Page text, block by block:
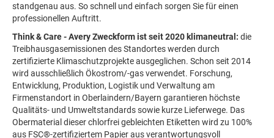
standgenau aus. So schnell und einfach sorgen Sie für einen
professionellen Auftritt.
Think & Care - Avery Zweckform ist seit 2020 klimaneutral: die
Treibhausgasemissionen des Standortes werden durch
zertifizierte Klimaschutzprojekte ausgeglichen. Schon seit 2014
wird ausschließlich Ökostrom/-gas verwendet. Forschung,
Entwicklung, Produktion, Logistik und Verwaltung am
Firmenstandort in Oberlaindern/Bayern garantieren höchste
Qualitäts- und Umweltstandards sowie kurze Lieferwege. Das
Obermaterial dieser chlorfrei gebleichten Etiketten wird zu 100%
aus FSC®-zertifiziertem Papier aus verantwortungsvoll